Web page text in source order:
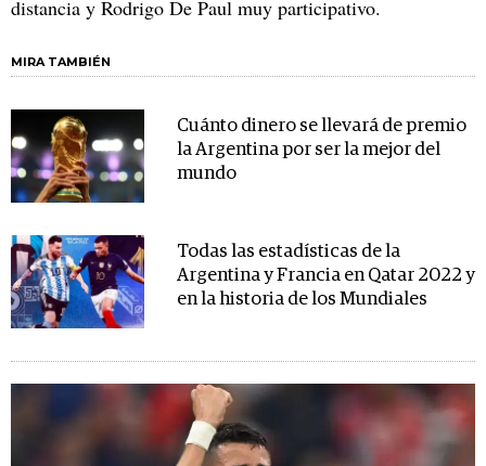
distancia y Rodrigo De Paul muy participativo.
MIRA TAMBIÉN
Cuánto dinero se llevará de premio
la Argentina por ser la mejor del
mundo
Todas las estadísticas de la
Argentina y Francia en Qatar 2022 y
en la historia de los Mundiales